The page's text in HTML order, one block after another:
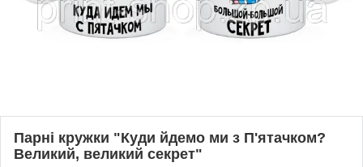
Парні кружки "Куди йдемо ми з П'ятачком?
Великий, великий секрет"